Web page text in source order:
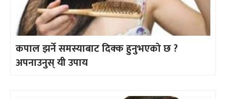
कपाल झर्ने समस्याबाट दिक्क हुनुभएको छ ?
अपनाउनुस् यी उपाय